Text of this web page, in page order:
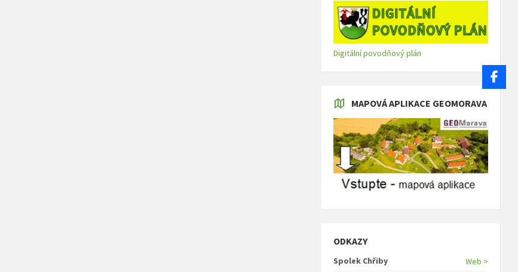
Digitální povodňový plán
MAPOVÁ APLIKACE GEOMORAVA
ODKAZY
Spolek Chřiby
Web >